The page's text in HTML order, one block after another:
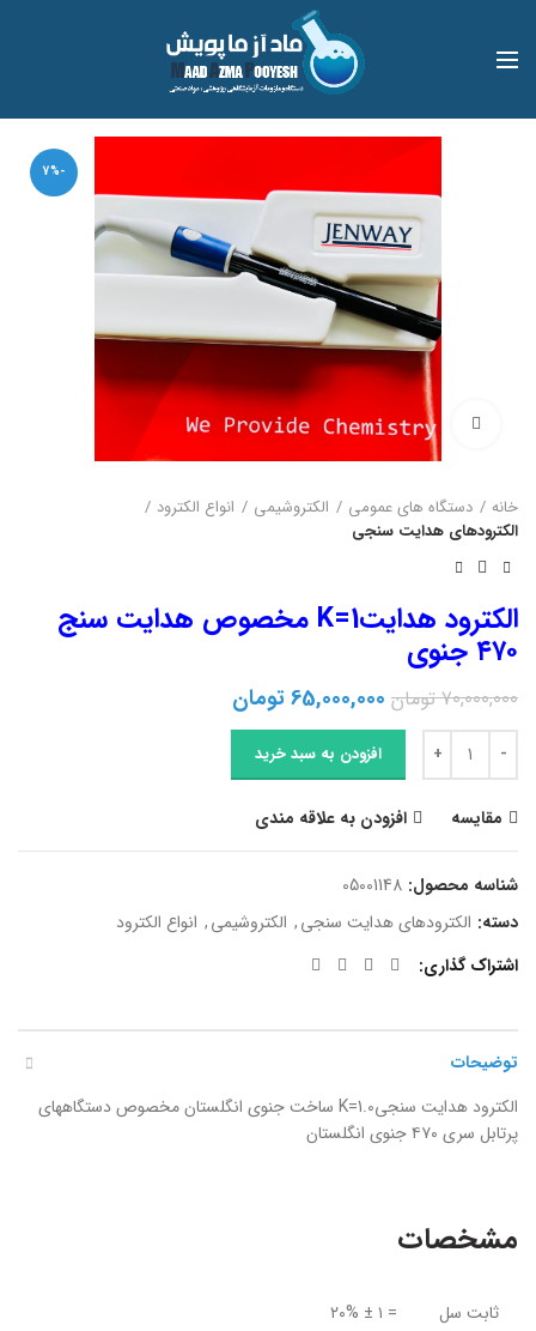
-7%
بزرگنمایی تصویر
خانه دستگاه های عمومی الکتروشیمی
انواع الکترود
الکترودهای هدایت سنجی
الکترود هدایتK=1 مخصوص هدایت سنج
۴۷۰ جنوی
70,000,000 تومان قیمت
اصلی
70,000,000 تومان
بود.
65,000,000تومان
فعلی
است.
الکترود هدایتK=1 مخصوص هدایت سنج 470 جنوی عدد افزودن به سبد خرید
مقایسه افزودن به علاقه مندی
شناسه محصول: 05001148
دسته: الکترودهای هدایت سنجی, الکتروشیمی, انواع الکترود
اشتراک گذاری
توضیحات
الکترود هدایت سنجیK=1.0 ساخت جنوی انگلستان مخصوص دستگاههای
پرتابل سری ۴۷۰ جنوی انگلستان
مشخصات
ثابت سل = ۱ ± ۲۰%